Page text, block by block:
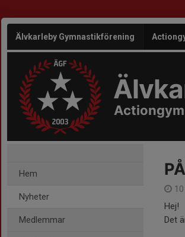
Älvkarleby Gymnastikförening
Hem
Nyheter
Medlemmar
Hej!
Det